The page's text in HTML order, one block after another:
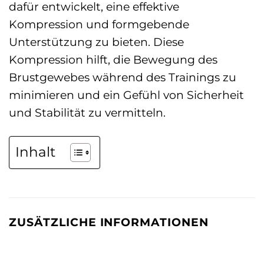
dafür entwickelt, eine effektive
Kompression und formgebende
Unterstützung zu bieten. Diese
Kompression hilft, die Bewegung des
Brustgewebes während des Trainings zu
minimieren und ein Gefühl von Sicherheit
und Stabilität zu vermitteln.
Inhalt
ZUSÄTZLICHE INFORMATIONEN